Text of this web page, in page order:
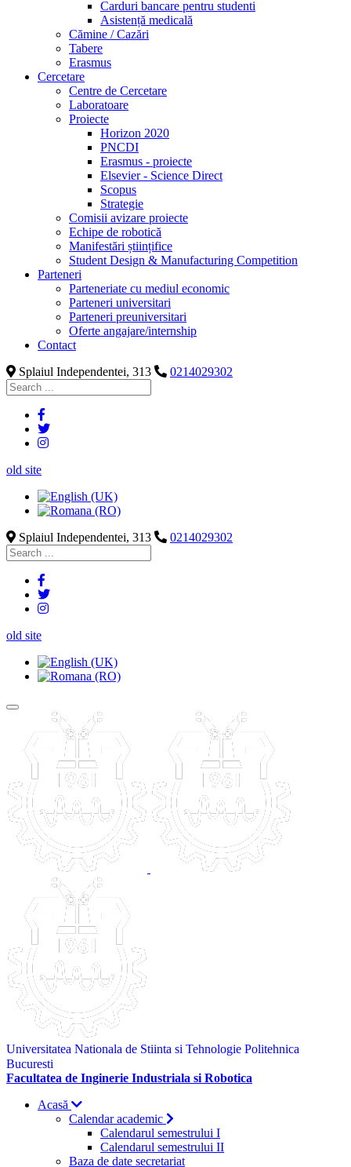
Carduri bancare pentru studenti
Asistență medicală
Cămine / Cazări
Tabere
Erasmus
Cercetare
Centre de Cercetare
Laboratoare
Proiecte
Horizon 2020
PNCDI
Erasmus - proiecte
Elsevier - Science Direct
Scopus
Strategie
Comisii avizare proiecte
Echipe de robotică
Manifestări științifice
Student Design & Manufacturing Competition
Parteneri
Parteneriate cu mediul economic
Parteneri universitari
Parteneri preuniversitari
Oferte angajare/internship
Contact
Splaiul Independentei, 313
0214029302
old site
Splaiul Independentei, 313 0214029302
old site
Universitatea Nationala de Stiinta si Tehnologie Politehnica
Bucuresti
Facultatea de Inginerie Industriala si Robotica
Acasă
Calendar academic
Calendarul semestrului I
Calendarul semestrului II
Baza de date secretariat